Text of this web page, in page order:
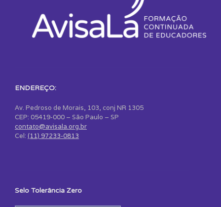
ENDEREÇO:
Av. Pedroso de Morais, 103, conj NR 1305
CEP: 05419-000 – São Paulo – SP
contato@avisala.org.br
Cel: (11) 97233-0813
Selo Tolerância Zero